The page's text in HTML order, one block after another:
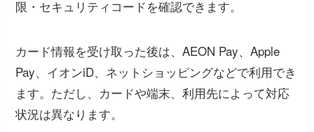
限・セキュリティコードを確認できます。
カード情報を受け取った後は、AEON Pay、Apple
Pay、イオンiD、ネットショッピングなどで利用でき
ます。ただし、カードや端末、利用先によって対応
状況は異なります。